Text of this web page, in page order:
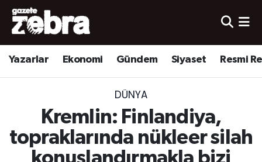
Yazarlar Ekonomi Gündem Siyaset Resmi
DÜNYA
Kremlin: Finlandiya,
topraklarında nükleer silah
Yazarlar
Ekonomi
Yerel
Nöbetçi Eczaneler
Hava Durumu
Süper Lig Puan Durumu ve Fikstür